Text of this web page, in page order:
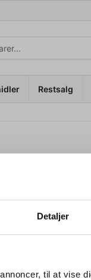
Detaljer
til at vise
Restsalg
at dine
rehabilitering och